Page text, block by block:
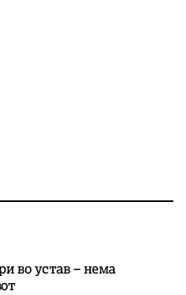
во устав – нема